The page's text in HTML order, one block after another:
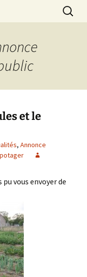
Search
for:
et le
, Annonce
pu vous envoyer de